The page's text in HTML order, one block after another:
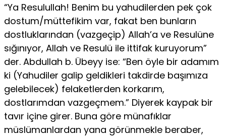
“Ya Resulullah! Benim bu yahudilerden pek çok
dostum/müttefikim var, fakat ben bunların
dostluklarından (vazgeçip) Allah’a ve Resulüne
sığınıyor, Allah ve Resulü ile ittifak kuruyorum”
der. Abdullah b. Übeyy ise: “Ben öyle bir adamım
ki (Yahudiler galip geldikleri takdirde başımıza
gelebilecek) felaketlerden korkarım,
dostlarımdan vazgeçmem.” Diyerek kaypak bir
tavır içine girer. Buna göre münafıklar
müslümanlardan yana görünmekle beraber,